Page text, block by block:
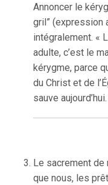
Annoncer le
gril” (expression
intégralement. «
adulte, c’est le
kérygme, parce
du Christ et de
sauve
Le sacrement de
que nous, les